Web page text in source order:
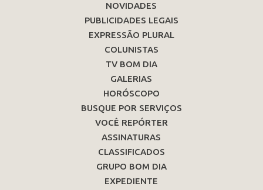
NOVIDADES
PUBLICIDADES LEGAIS
EXPRESSÃO PLURAL
COLUNISTAS
TV BOM DIA
GALERIAS
HORÓSCOPO
BUSQUE POR SERVIÇOS
VOCÊ REPÓRTER
ASSINATURAS
CLASSIFICADOS
GRUPO BOM DIA
EXPEDIENTE